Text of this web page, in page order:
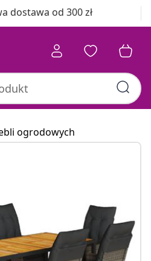
Darmowa dostawa od 300 zł
ogrodowych